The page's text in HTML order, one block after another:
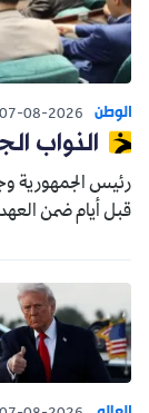
الوطن 07-08-2026
النواب
رئيس الجمهورية
قبل أيام ضمن